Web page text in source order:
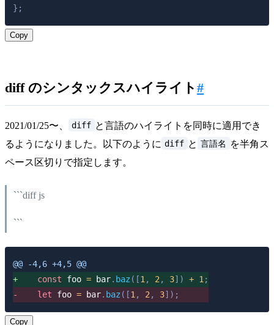
} ;
Copy
diff のシンタックスハイライト #
2021/01/25〜、 diff と言語のハイライトを同時に適用でき
るようになりました。以下のように diff と 言語名
を半角ス
ペース区切りで指定します。
```diff js
```
@@ -4,6 +4,5 @@
+
const foo = bar. baz ( [1 , 2 , 3] ) + 1 ;
-
let foo = bar. baz ( [1 , 2 , 3] ) ;
Copy